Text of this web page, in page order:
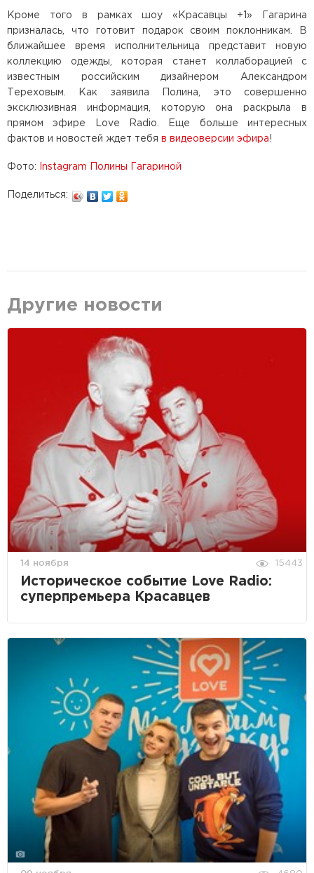
Кроме того в рамках шоу «Красавцы +1» Гагарина
призналась, что готовит подарок своим поклонникам. В
ближайшее время исполнительница представит новую
коллекцию одежды, которая станет коллаборацией с
известным российским дизайнером Александром
Тереховым. Как заявила Полина, это совершенно
эксклюзивная информация, которую она раскрыла в
прямом эфире Love Radio. Еще больше интересных
фактов и новостей ждет тебя в видеоверсии эфира!
Фото: Instagram Полины Гагариной
Поделиться:
Другие новости
14 ноября 15443
Историческое событие Love Radio:
суперпремьера Красавцев